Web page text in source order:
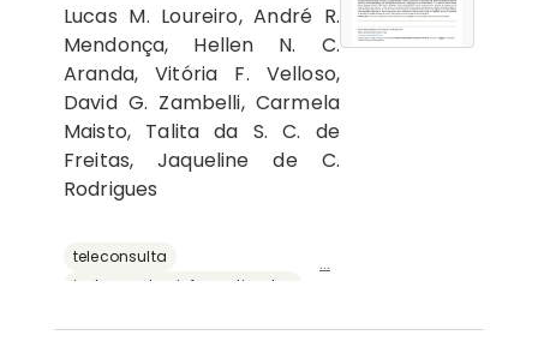
Lucas M. Loureiro, André R.
Mendonça, Hellen N. C.
Aranda, Vitória F. Velloso,
David G. Zambelli, Carmela
Maisto, Talita da S. C. de
Freitas, Jaqueline de C.
Rodrigues
teleconsulta
instrumentos informatizados
...